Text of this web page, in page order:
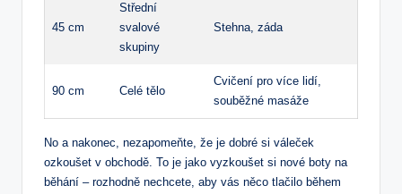
45 cm
Střední
svalové
skupiny
Stehna, záda
90 cm Celé tělo
Cvičení pro více lidí,
souběžné masáže
No a nakonec, nezapomeňte, že je dobré si váleček
ozkoušet v obchodě. To je jako vyzkoušet si nové boty na
běhání – rozhodně nechcete, aby vás něco tlačilo během